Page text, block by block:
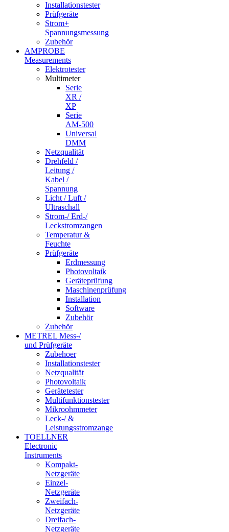
Installationstester
Prüfgeräte
Strom+
Spannungsmessung
Zubehör
AMPROBE
Measurements
Elektrotester
Multimeter
Serie
XR /
XP
Serie
AM-500
Universal
DMM
Netzqualität
Drehfeld /
Leitung /
Kabel /
Spannung
Licht / Luft /
Ultraschall
Strom-/ Erd-/
Leckstromzangen
Temperatur &
Feuchte
Prüfgeräte
Erdmessung
Photovoltaik
Geräteprüfung
Maschinenprüfung
Installation
Software
Zubehör
Zubehör
METREL Mess-/
und Prüfgeräte
Zubehoer
Installationstester
Netzqualität
Photovoltaik
Gerätetester
Multifunktionstester
Mikroohmmeter
Leck-/ &
Leistungsstromzange
TOELLNER
Electronic
Instruments
Kompakt-
Netzgeräte
Einzel-
Netzgeräte
Zweifach-
Netzgeräte
Dreifach-
Netzgeräte